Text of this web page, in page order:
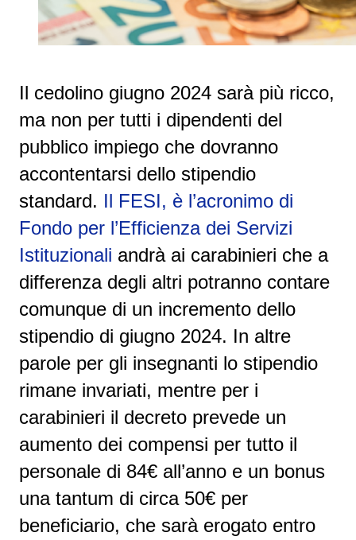
Il cedolino giugno 2024 sarà più ricco,
ma non per tutti i dipendenti del
pubblico impiego che dovranno
accontentarsi dello stipendio
standard. Il FESI, è l’acronimo di
Fondo per l’Efficienza dei Servizi
Istituzionali andrà ai carabinieri che a
differenza degli altri potranno contare
comunque di un incremento dello
stipendio di giugno 2024. In altre
parole per gli insegnanti lo stipendio
rimane invariati, mentre per i
carabinieri il decreto prevede un
aumento dei compensi per tutto il
personale di 84€ all’anno e un bonus
una tantum di circa 50€ per
beneficiario, che sarà erogato entro